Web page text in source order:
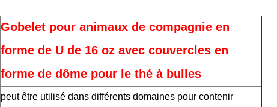
Gobelet pour animaux de compagnie en
forme de U de 16 oz avec couvercles en
forme de dôme pour le thé à bulles
peut être utilisé dans différents domaines pour contenir